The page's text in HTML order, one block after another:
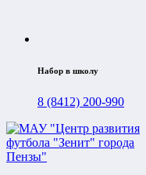
Набор в школу
8 (8412) 200-990